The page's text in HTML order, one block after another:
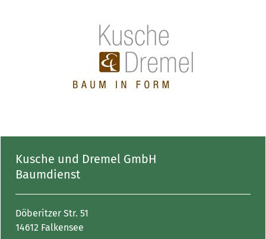
Kusche und Dremel GmbH
Baumdienst
Döberitzer Str. 51
14612 Falkensee